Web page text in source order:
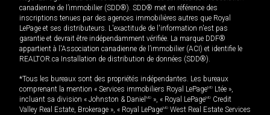
canadienne de l’immobilier (SDD®). SDD® met en référence des
inscriptions tenues par des agences immobilières autres que Royal
LePage et ses distributeurs. L'exactitude de l'information n'est pas
garantie et devrait être indépendamment vérifiée. La marque DDF®
appartient à l'Association canadienne de l’immobilier (ACI) et identifie le
REALTOR.ca Installation de distribution de données (SDD®).
*Tous les bureaux sont des propriétés indépendantes. Les bureaux
comprenant la mention « Services immobiliers Royal LePageMD Ltée »,
incluant sa division « Johnston & Daniel MD », « Royal LePageMD Credit
Valley Real Estate, Brokerage », « Royal LePageMD West Real Estate Services